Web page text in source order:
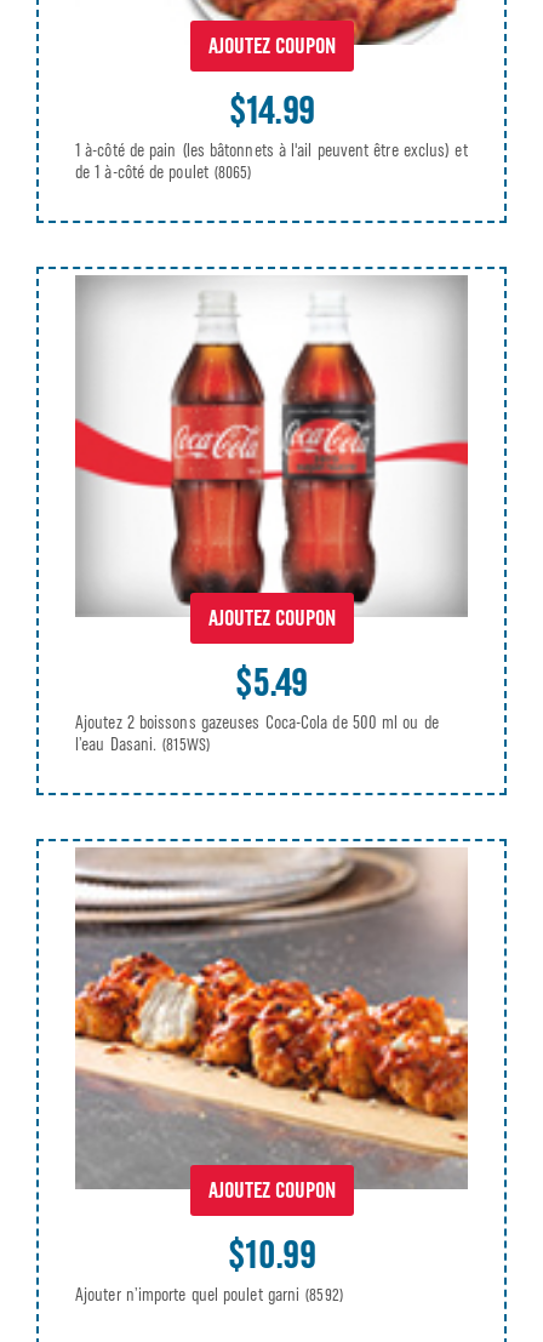
AJOUTEZ COUPON
$14.99
1 à-côté de pain (les bâtonnets à l'ail peuvent être exclus) et
de 1 à-côté de poulet (8065)
AJOUTEZ COUPON
$5.49
Ajoutez 2 boissons gazeuses Coca-Cola de 500 ml ou de
l’eau Dasani. (815WS)
AJOUTEZ COUPON
$10.99
Ajouter n’importe quel poulet garni (8592)